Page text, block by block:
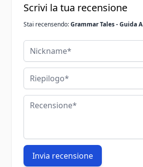
Scrivi la tua recensione
Stai recensendo:Grammar Tales - Guida A
Nickname
Riepilogo
Recensione
Invia recensione